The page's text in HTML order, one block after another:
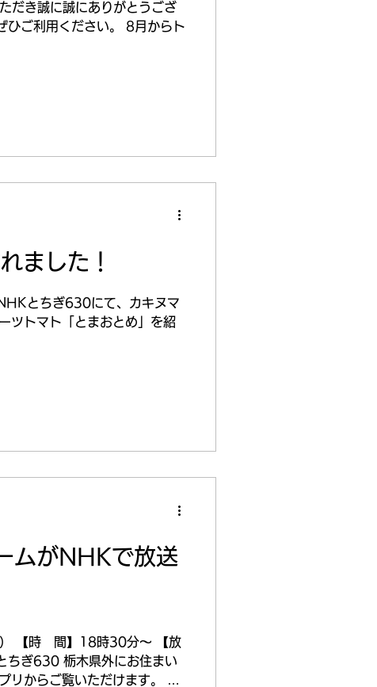
だき誠に誠にありがとうござ
ひご利用ください。 8月からト
ました！
とちぎ630にて、カキヌマ
ツトマト「とまおとめ」を紹
ムがNHKで放送
） 【時 間】18時30分～ 【放
ちぎ630 栃木県外にお住まい
リからご覧いただけます。 み